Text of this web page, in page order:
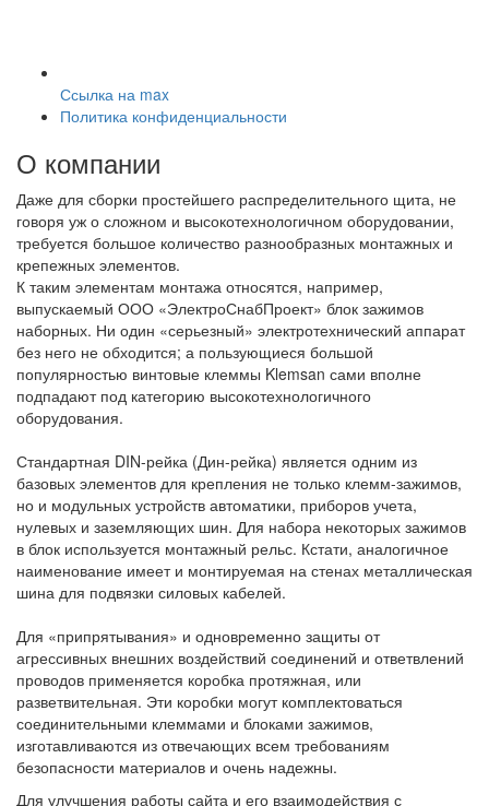
Ссылка на max
Политика конфиденциальности
О компании
Даже для сборки простейшего распределительного щита, не
говоря уж о сложном и высокотехнологичном оборудовании,
требуется большое количество разнообразных монтажных и
крепежных элементов.
К таким элементам монтажа относятся, например,
выпускаемый ООО «ЭлектроСнабПроект» блок зажимов
наборных. Ни один «серьезный» электротехнический аппарат
без него не обходится; а пользующиеся большой
популярностью винтовые клеммы Klemsan сами вполне
подпадают под категорию высокотехнологичного
оборудования.
Стандартная DIN-рейка (Дин-рейка) является одним из
базовых элементов для крепления не только клемм-зажимов,
но и модульных устройств автоматики, приборов учета,
нулевых и заземляющих шин. Для набора некоторых зажимов
в блок используется монтажный рельс. Кстати, аналогичное
наименование имеет и монтируемая на стенах металлическая
шина для подвязки силовых кабелей.
Для «припрятывания» и одновременно защиты от
агрессивных внешних воздействий соединений и ответвлений
проводов применяется коробка протяжная, или
разветвительная. Эти коробки могут комплектоваться
соединительными клеммами и блоками зажимов,
изготавливаются из отвечающих всем требованиям
безопасности материалов и очень надежны.
Для улучшения работы сайта и его взаимодействия с